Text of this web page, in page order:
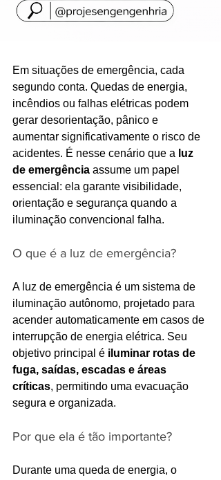
Em situações de emergência, cada
segundo conta. Quedas de energia,
incêndios ou falhas elétricas podem
gerar desorientação, pânico e
aumentar significativamente o risco de
acidentes. É nesse cenário que a luz
de emergência assume um papel
essencial: ela garante visibilidade,
orientação e segurança quando a
iluminação convencional falha.
O que é a luz de emergência?
A luz de emergência é um sistema de
iluminação autônomo, projetado para
acender automaticamente em casos de
interrupção de energia elétrica. Seu
objetivo principal é iluminar rotas de
fuga, saídas, escadas e áreas
críticas, permitindo uma evacuação
segura e organizada.
Por que ela é tão importante?
Durante uma queda de energia, o